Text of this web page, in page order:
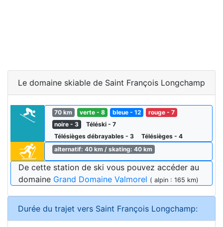
Le domaine skiable de Saint François Longchamp
70 km verte - 8 bleue - 12
rouge - 7
noire - 3
Téléski - 7
Télésièges débrayables - 3
Télésièges - 4
alternatif: 40 km / skating: 40 km
De cette station de ski vous pouvez accéder au
domaine Grand Domaine Valmorel ( alpin : 165 km)
Durée du trajet vers Saint François Longchamp: